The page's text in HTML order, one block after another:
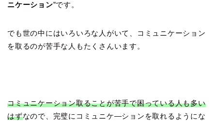
ニケーション”です。
でも世の中にはいろいろな人がいて、コミュニケーション
を取るのが苦手な人もたくさんいます。
コミュニケーション取ることが苦手で困っている人も多い
はずなので、完璧にコミュニケ―ションを取れるようにな